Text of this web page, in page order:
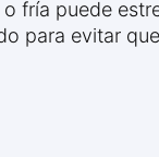
fría puede
para evitar